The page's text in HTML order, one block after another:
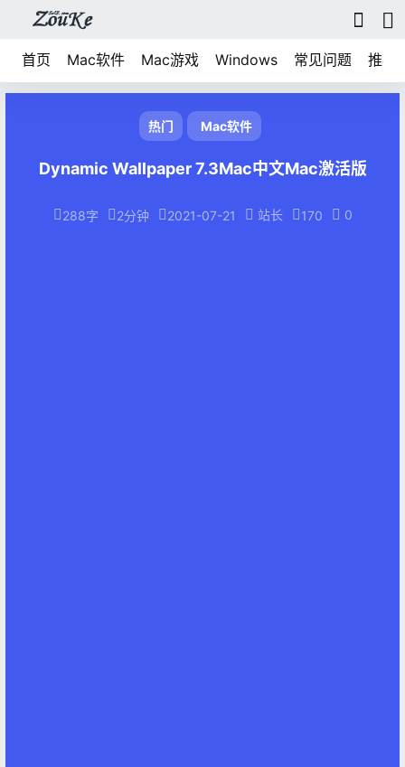
首页 Mac软件 Mac游戏 Windows 常见问题 推荐
热门 Mac软件
Dynamic Wallpaper 7.3Mac中文Mac激活版
288字 2分钟 2021-07-21 站长 170 0